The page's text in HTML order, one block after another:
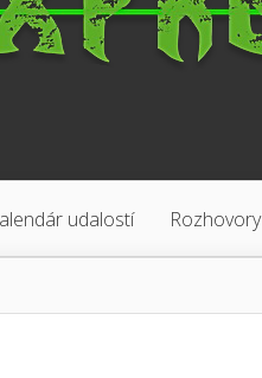
udalostí Rozhovory